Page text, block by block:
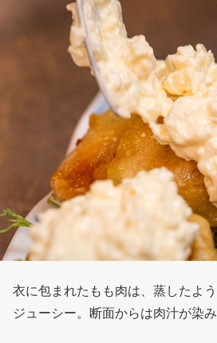
衣に包まれたもも肉は、蒸したよ
ジューシー。断面からは肉汁が染み